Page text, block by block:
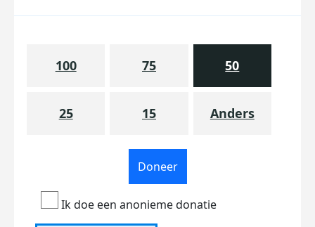
100 75 50
25 15 Anders
Doneer
Ik doe een anonieme donatie